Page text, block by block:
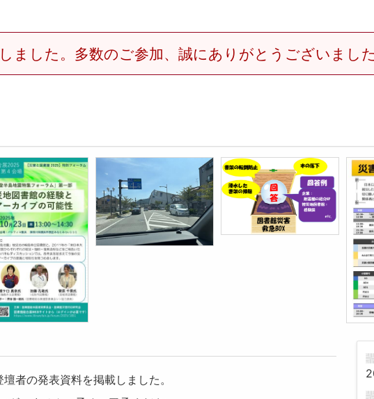
ました。多数のご参加、誠にありがとうございまし
壇者の発表資料を掲載しました。